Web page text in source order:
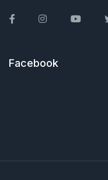
FacebookInstagramYou
Facebook